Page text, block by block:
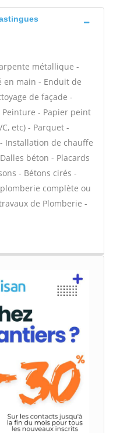
métallique -
en main - Enduit de
de façade -
- Papier peint
etc) - Parquet -
Installation de chauffe
béton - Placards
- Bétons cirés -
complète ou
de Plomberie -